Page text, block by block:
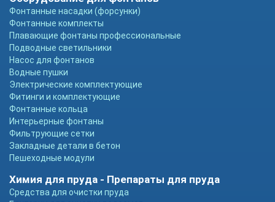
Фонтанные насадки (форсунки)
Фонтанные комплекты
Плавающие фонтаны профессиональные
Подводные светильники
Насос для фонтанов
Водные пушки
Электрические комплектующие
Фитинги и комплектующие
Фонтанные кольца
Интерьерные фонтаны
Фильтрующие сетки
Закладные детали в бетон
Пешеходные модули
Химия для пруда - Препараты для пруда
Средства для очистки пруда